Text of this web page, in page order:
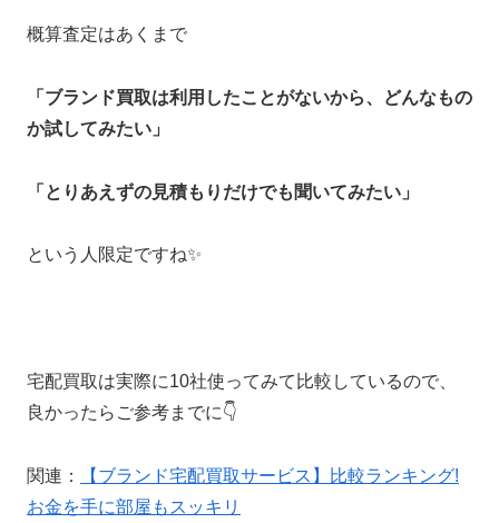
概算査定はあくまで
「ブランド買取は利用したことがないから、どんなもの
か試してみたい」
「とりあえずの見積もりだけでも聞いてみたい」
という人限定ですね✨
宅配買取は実際に10社使ってみて比較しているので、
良かったらご参考までに👇
関連：
【ブランド宅配買取サービス】比較ランキング!
お金を手に部屋もスッキリ